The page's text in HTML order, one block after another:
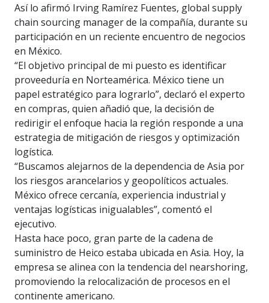
Así lo afirmó Irving Ramírez Fuentes, global supply
chain sourcing manager de la compañía, durante su
participación en un reciente encuentro de negocios
en México.
“El objetivo principal de mi puesto es identificar
proveeduría en Norteamérica. México tiene un
papel estratégico para lograrlo”, declaró el experto
en compras, quien añadió que, la decisión de
redirigir el enfoque hacia la región responde a una
estrategia de mitigación de riesgos y optimización
logística.
“Buscamos alejarnos de la dependencia de Asia por
los riesgos arancelarios y geopolíticos actuales.
México ofrece cercanía, experiencia industrial y
ventajas logísticas inigualables”, comentó el
ejecutivo.
Hasta hace poco, gran parte de la cadena de
suministro de Heico estaba ubicada en Asia. Hoy, la
empresa se alinea con la tendencia del nearshoring,
promoviendo la relocalización de procesos en el
continente americano.